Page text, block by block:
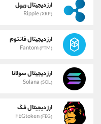
ارز دیجیتال ریپل
Ripple(XRP)
ارز دیجیتال فانتوم
Fantom(FTM)
ارز دیجیتال سولانا
Solana (SOL)
ارز دیجیتال فگ
FEGtoken(FEG)